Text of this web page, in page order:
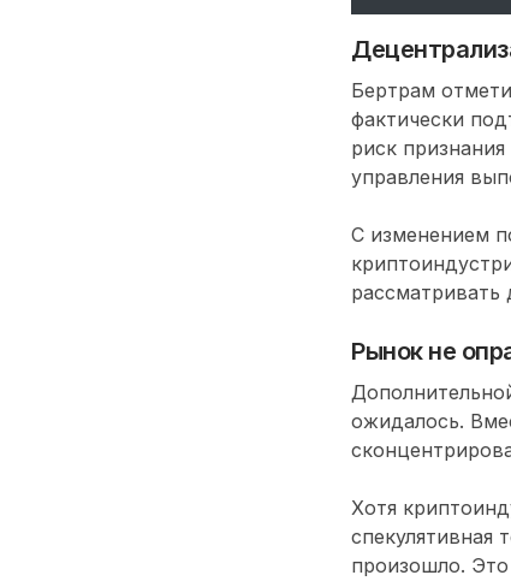
Бертрам
фактически
риск
управления
С изменением
рассматривать
Рынок не
ожидалось.
Хотя
спекулятивная
произошло. Это